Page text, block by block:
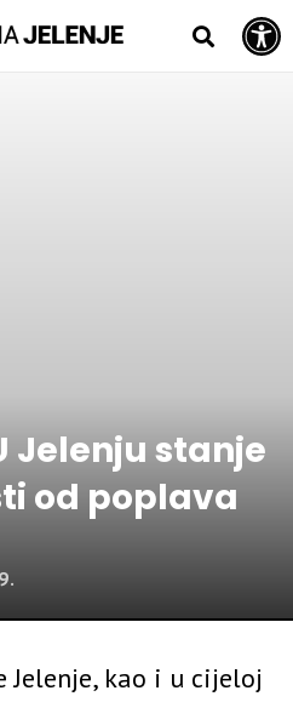
Open toolbar
Jelenju stanje
od poplava
Jelenje, kao i u cijeloj